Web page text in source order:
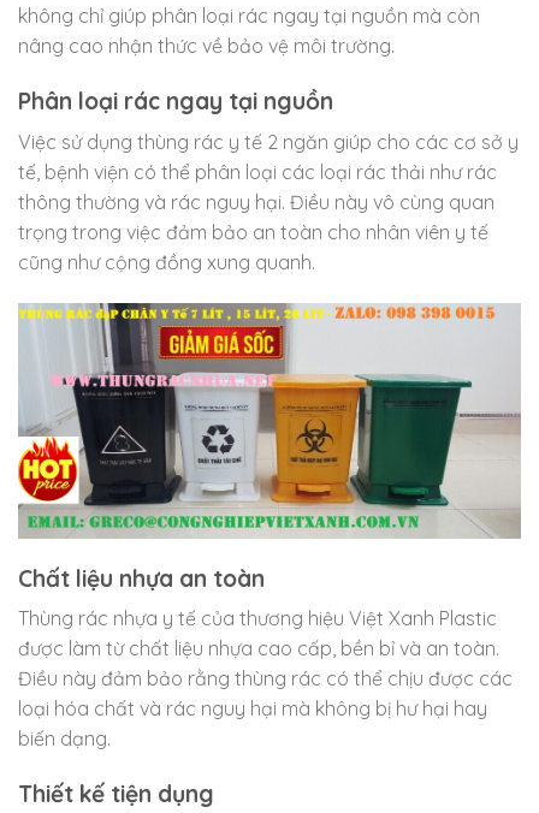
không chỉ giúp phân loại rác ngay tại nguồn mà còn
nâng cao nhận thức về bảo vệ môi trường.
Phân loại rác ngay tại nguồn
Việc sử dụng thùng rác y tế 2 ngăn giúp cho các cơ sở y
tế, bệnh viện có thể phân loại các loại rác thải như rác
thông thường và rác nguy hại. Điều này vô cùng quan
trọng trong việc đảm bảo an toàn cho nhân viên y tế
cũng như cộng đồng xung quanh.
Chất liệu nhựa an toàn
Thùng rác nhựa y tế của thương hiệu Việt Xanh Plastic
được làm từ chất liệu nhựa cao cấp, bền bỉ và an toàn.
Điều này đảm bảo rằng thùng rác có thể chịu được các
loại hóa chất và rác nguy hại mà không bị hư hại hay
biến dạng.
Thiết kế tiện dụng